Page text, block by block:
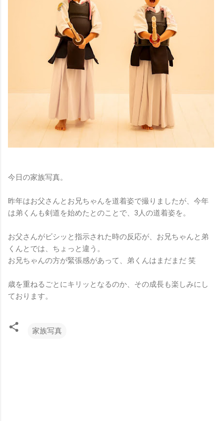
今日の家族写真。
昨年はお父さんとお兄ちゃんを道着姿で撮りましたが、今年
は弟くんも剣道を始めたとのことで、3人の道着姿を。
お父さんがビシッと指示された時の反応が、お兄ちゃんと弟
くんとでは、ちょっと違う。
お兄ちゃんの方が緊張感があって、弟くんはまだまだ 笑
歳を重ねるごとにキリッとなるのか、その成長も楽しみにし
ております。
家族写真